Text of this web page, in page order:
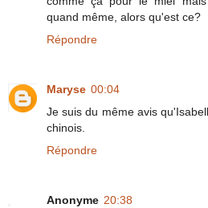
quand même, alors qu'est ce?
Répondre
Maryse 00:04
Je suis du même avis
chinois.
Répondre
Anonyme 20:38